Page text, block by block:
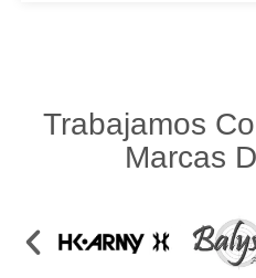
Trabajamos
Marcas